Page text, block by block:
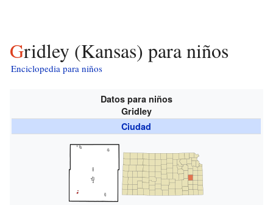
Gridley (Kansas) para niños
Enciclopedia para niños
Datos para niños
Gridley
Ciudad